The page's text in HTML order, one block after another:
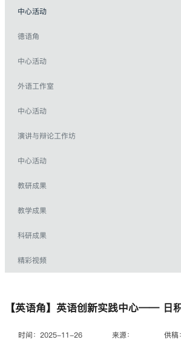
中心活动
德语角
中心活动
外语工作室
中心活动
演讲与辩论工作坊
中心活动
教研成果
教学成果
科研成果
精彩视频
【英语角】英语创新实践中心—— 日
时间：2025-11-26 来源： 供稿：